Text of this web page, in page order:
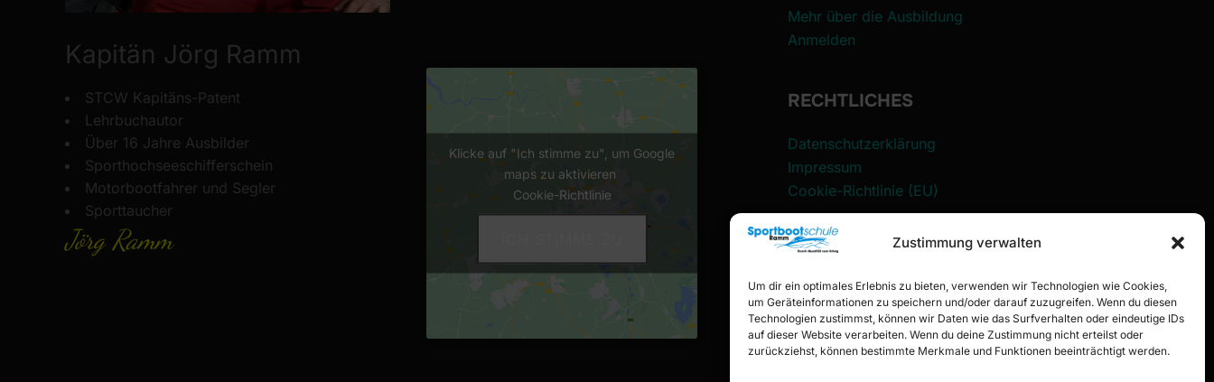
Zustimmung verwalten
Um dir ein optimales Erlebnis zu bieten, verwenden wir Technologien wie Cookies,
um Geräteinformationen zu speichern und/oder darauf zuzugreifen. Wenn du diesen
Technologien zustimmst, können wir Daten wie das Surfverhalten oder eindeutige IDs
auf dieser Website verarbeiten. Wenn du deine Zustimmung nicht erteilst oder
zurückziehst, können bestimmte Merkmale und Funktionen beeinträchtigt werden.
Kapitän Jörg Ramm
STCW Kapitäns-Patent
Lehrbuchautor
Über 16 Jahre Ausbilder
Sporthochseeschifferschein
Motorbootfahrer und Segler
Sporttaucher
Jörg Ramm
Klicke auf "Ich stimme zu", um Google
maps zu aktivieren
Cookie-Richtlinie
Mehr über die Ausbildung
Anmelden
RECHTLICHES
Datenschutzerklärung
Impressum
Cookie-Richtlinie (EU)
FÜR KURSTEILNEHMER
Registrieren
Anmelden
Konto